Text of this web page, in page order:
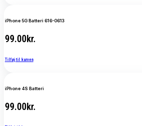
iPhone 5G Batteri 616-0613
99.00kr.
Tilføj til kurven
iPhone 4S Batteri
99.00kr.